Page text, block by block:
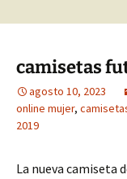
camisetas
agosto 10, 2023
online mujer,
2019
La nueva camiseta